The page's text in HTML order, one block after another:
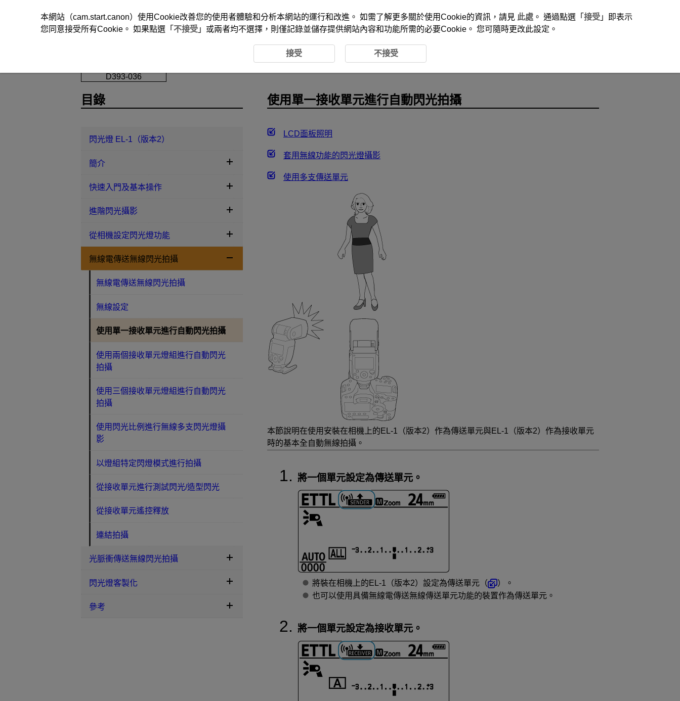
使用單一接收單元進行自動閃光拍攝
D393-036
使用單一接收單元進行自動閃光拍攝
LCD面板照明
套用無線功能的閃光燈攝影
使用多支傳送單元
本節說明在使用安裝在相機上的 EL-1（版本2） 作為傳送單元與EL-1（版本2） 作為接收單元
時的基本全自動無線拍攝。
將一個單元設定為傳送單元。
將裝在相機上的 EL-1（版本2） 設定為傳送單元（
）。
也可以使用具備無線電傳送無線傳送單元功能的裝置作為傳送單元。
將一個單元設定為接收單元。
目錄
閃光燈 EL-1（版本2）
簡介
快速入門及基本操作
進階閃光攝影
從相機設定閃光燈功能
無線電傳送無線閃光拍攝
無線電傳送無線閃光拍攝
無線設定
使用單一接收單元進行自動閃光拍攝
使用兩個接收單元燈組進行自動閃光
拍攝
使用三個接收單元燈組進行自動閃光
拍攝
使用閃光比例進行無線多支閃光燈攝
影
以燈組特定閃燈模式進行拍攝
從接收單元進行測試閃光/造型閃光
從接收單元遙控釋放
連結拍攝
光脈衝傳送無線閃光拍攝
閃光燈客製化
參考
本網站（cam.start.canon）使用Cookie改善您的使用者體驗和分析本網站的運行和改進。 如需了解更多關於使用Cookie的資訊，請見 此處 。 通過點選「 接受 」即表示
您同意接受所有Cookie。 如果點選「 不接受 」或兩者均不選擇，則僅記錄並儲存提供網站內容和功能所需的必要Cookie。 您可隨時更改此設定。
接受 不接受